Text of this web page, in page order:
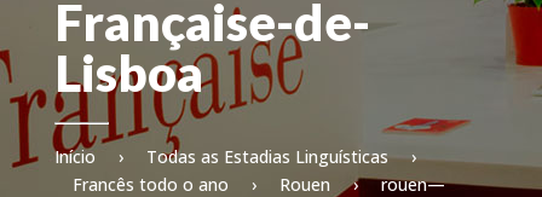
Française-de-
Lisboa
Início › Todas as Estadias Linguísticas
›
Francês todo o ano
› Rouen ›
rouen—